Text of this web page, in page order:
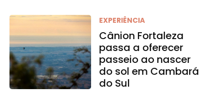
EXPERIÊNCIA
Cânion Fortaleza
passa a oferecer
passeio ao nascer
do sol em Cambará
do Sul